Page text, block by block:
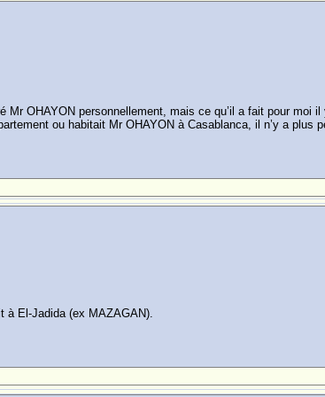
OHAYON personnellement, mais ce qu’il a fait pour moi
ou habitait Mr OHAYON à Casablanca, il n’y a plus
à El-Jadida (ex MAZAGAN).